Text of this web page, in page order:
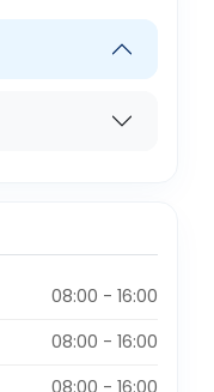
08:00 - 16:00
08:00 - 16:00
08:00 - 16:00